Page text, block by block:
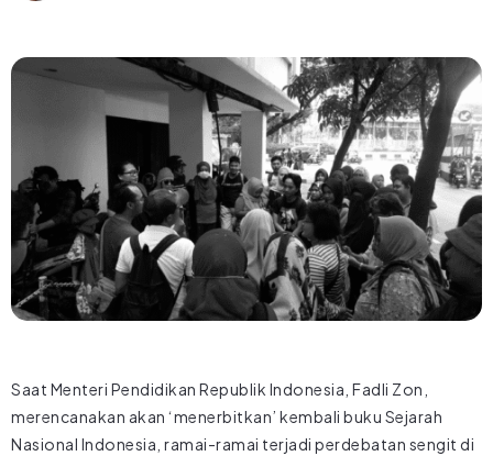
Saat Menteri Pendidikan Republik Indonesia, Fadli Zon,
merencanakan akan ‘menerbitkan’ kembali buku Sejarah
Nasional Indonesia, ramai-ramai terjadi perdebatan sengit di